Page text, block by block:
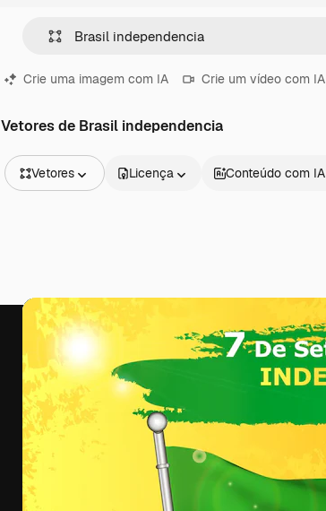
Crie uma imagem com IA Crie um vídeo com IA
Vetores de Brasil independencia
Vetores
Vídeos
Clipes de vídeo
Animações
Modelos de vídeos
Ícones
Modelos 3D
Fontes
Licença Conteúdo com IA
A plataforma criativa para você direcionar
seu melhor trabalho. Mais de 1 milhão de
assinantes entre criativos, empresas,
agências e estúdios.
Português